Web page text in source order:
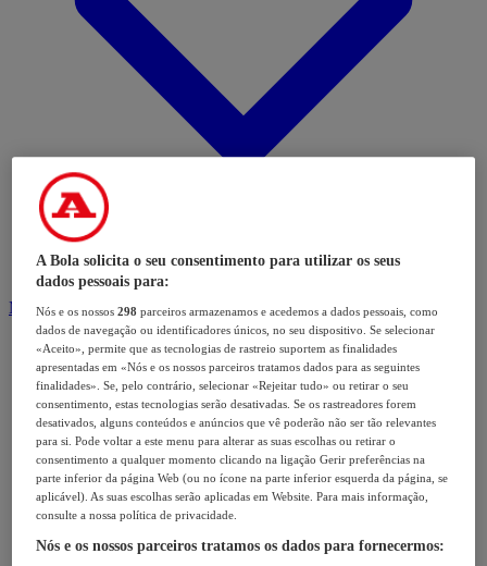
Modalidades
A Bola solicita o seu consentimento para utilizar os seus
dados pessoais para:
Nós e os nossos298 parceiros armazenamos e acedemos a dados pessoais, como
dados de navegação ou identificadores únicos, no seu dispositivo. Se selecionar
«Aceito», permite que as tecnologias de rastreio suportem as finalidades
apresentadas em «Nós e os nossos parceiros tratamos dados para as seguintes
finalidades». Se, pelo contrário, selecionar «Rejeitar tudo» ou retirar o seu
consentimento, estas tecnologias serão desativadas. Se os rastreadores forem
desativados, alguns conteúdos e anúncios que vê poderão não ser tão relevantes
para si. Pode voltar a este menu para alterar as suas escolhas ou retirar o
consentimento a qualquer momento clicando na ligação Gerir preferências na
parte inferior da página Web (ou no ícone na parte inferior esquerda da página, se
aplicável). As suas escolhas serão aplicadas em Website. Para mais informação,
consulte a nossa política de privacidade.
Nós e os nossos parceiros tratamos os dados para fornecermos: